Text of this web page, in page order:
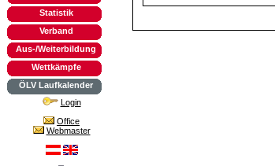
Statistik
Verband
Aus-/Weiterbildung
Wettkämpfe
ÖLV Laufkalender
Login
Office
Webmaster